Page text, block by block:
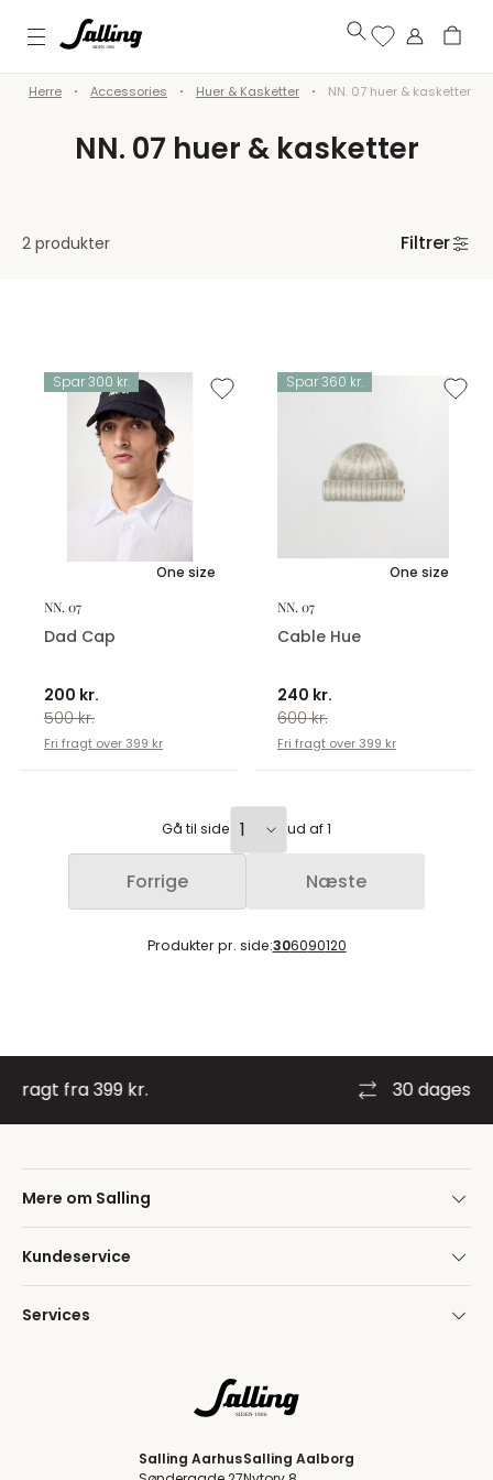
Herre Accessories Huer & Kasketter NN. 07 huer & kasketter
NN. 07 huer & kasketter
2 produkter Filtrer
Spar 300 kr.
One size
NN. 07
Dad Cap
200 kr.
500 kr.
Fri fragt over 399 kr
Spar 360 kr.
One size
NN. 07
Cable Hue
240 kr.
600 kr.
Fri fragt over 399 kr
Gå til side ud af 1
Forrige Næste
Produkter pr. side:306090120
30 dages fuld bytte- og
Mere om Salling
Kundeservice
Services
Salling AarhusSalling Aalborg